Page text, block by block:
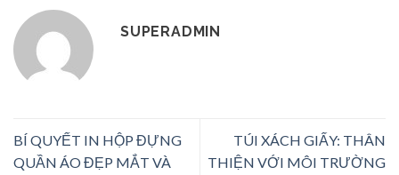
SUPERADMIN
BÍ QUYẾT IN HỘP ĐỰNG
QUẦN ÁO ĐẸP MẮT VÀ
TÚI XÁCH GIẤY: THÂN
THIỆN VỚI MÔI TRƯỜNG